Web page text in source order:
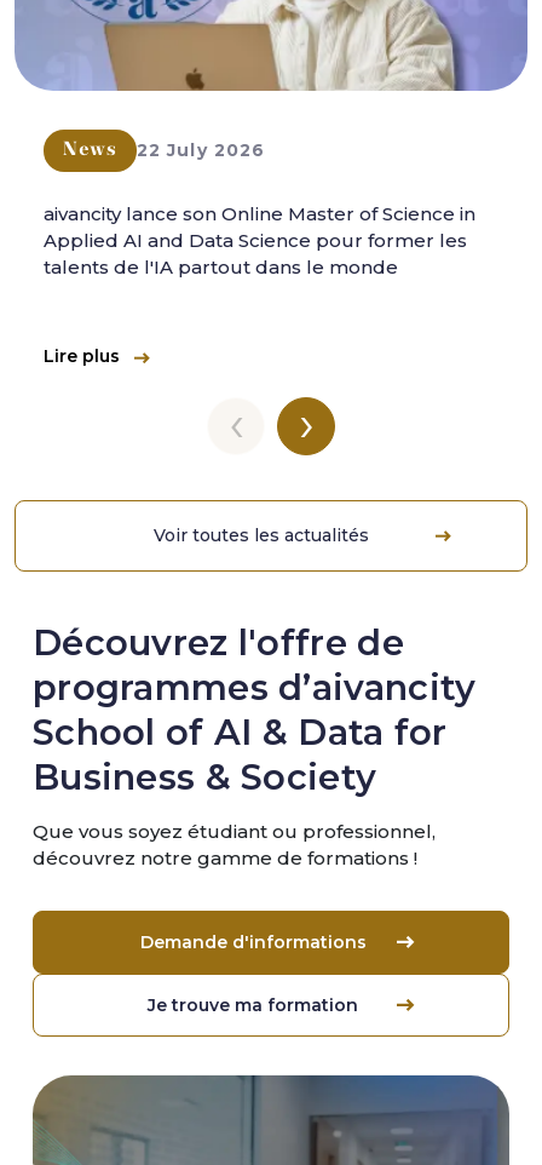
News 22 July 2026
aivancity lance son Online Master of Science in
Applied AI and Data Science pour former les
talents de l'IA partout dans le monde
Lire plus
‹ ›
Voir toutes les actualités
Découvrez l'offre de
programmes d’aivancity
School of AI & Data for
Business & Society
Que vous soyez étudiant ou professionnel,
découvrez notre gamme de formations !
Demande d'informations
Je trouve ma formation
Image